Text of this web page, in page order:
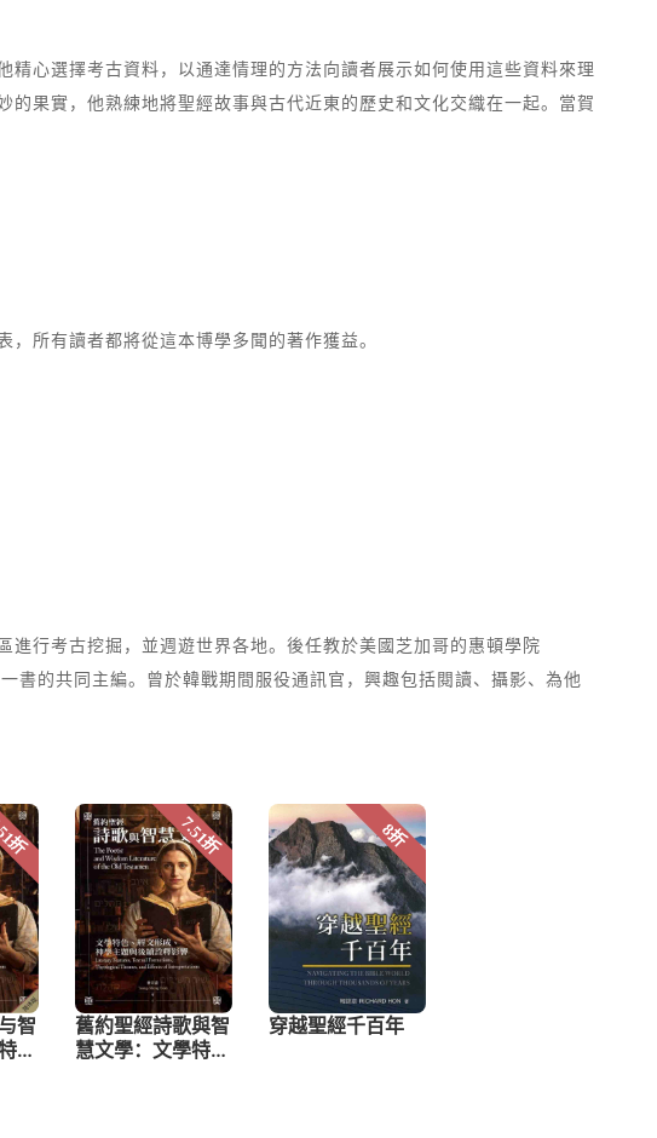
心選擇考古資料，以通達情理的方法向讀者展示如何使用這些資料來理
果實，他熟練地將聖經故事與古代近東的歷史和文化交織在一起。當賀
，所有讀者都將從這本博學多聞的著作獲益。
行考古挖掘，並週遊世界各地。後任教於美國芝加哥的惠頓學院
書的共同主編。曾於韓戰期間服役通訊官，興趣包括閱讀、攝影、為他